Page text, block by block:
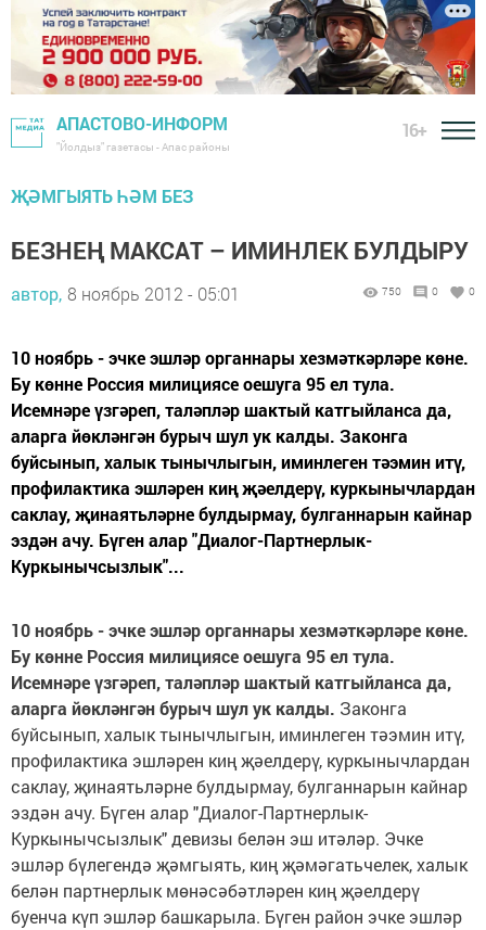
АПАСТОВО-ИНФОРМ
"Йолдыз" газетасы - Апас районы
16+
ҖӘМГЫЯТЬ ҺӘМ БЕЗ
БЕЗНЕҢ МАКСАТ – ИМИНЛЕК БУЛДЫРУ
автор, 8 ноябрь 2012 - 05:01 750 0 0
10 ноябрь - эчке эшләр органнары хезмәткәрләре көне.
Бу көнне Россия милициясе оешуга 95 ел тула.
Исемнәре үзгәреп, таләпләр шактый катгыйланса да,
аларга йөкләнгән бурыч шул ук калды. Законга
буйсынып, халык тынычлыгын, иминлеген тәэмин итү,
профилактика эшләрен киң җәелдерү, куркынычлардан
саклау, җинаять­ләрне булдырмау, булганнарын кайнар
эздән ачу. Бүген алар "Диалог-Партнерлык-
Куркынычсызлык"...
10 ноябрь - эчке эшләр органнары хезмәткәрләре көне.
Бу көнне Россия милициясе оешуга 95 ел тула.
Исемнәреүзгәреп, таләпләр шактый катгыйланса да,
аларга йөкләнгән бурыч шул ук калды. Законга
буйсынып, халык тынычлыгын, иминлеген тәэмин итү,
профилактика эшләрен киң җәелдерү, куркынычлардан
саклау, җинаять­ләрне булдырмау, булганнарын кайнар
эздән ачу. Бүген алар "Диалог-Партнерлык-
Куркынычсызлык" девизы белән эш итәләр. Эчке
эшләр бүлегендә җәмгыять, киң җәмәгатьчелек, халык
белән партнерлык мөнәсәбәтләрен киң җәелдерү
буенча күп эш­ләр башкарыла. Бүген район эчке эшләр